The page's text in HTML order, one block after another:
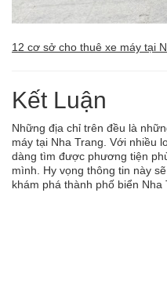
12 cơ sở cho thuê xe máy tại
Kết Luận
Những địa chỉ trên đều là
máy tại Nha Trang. Với nhiều
dàng tìm được phương tiện
mình. Hy vọng thông tin này
khám phá thành phố biển Nha